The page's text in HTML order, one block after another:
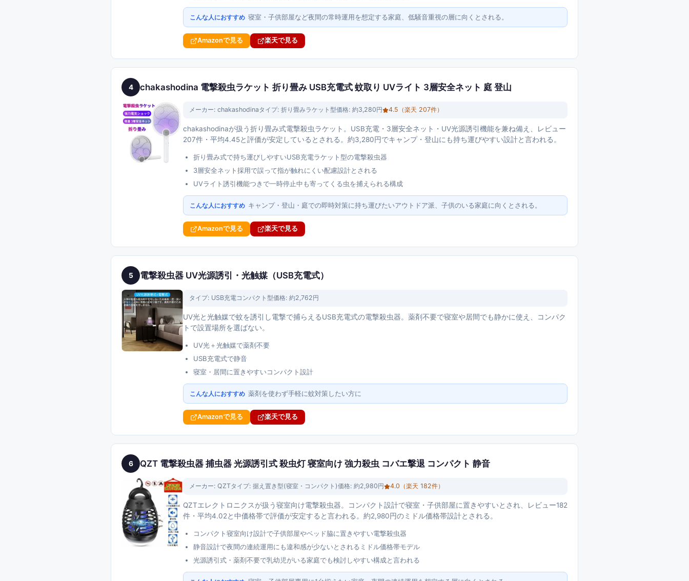
こんな人におすすめ 寝室・子供部屋など夜間の常時運用を想定する家庭、低騒音重視の層に向くとされる。
Amazonで見る 楽天で見る
4 chakashodina 電撃殺虫ラケット 折り畳み USB充電式 蚊取り UVライト 3層安全ネット 庭 登山
メーカー: chakashodinaタイプ: 折り畳みラケット型価格: 約3,280円 4.5 （楽天 207件）
chakashodinaが扱う折り畳み式電撃殺虫ラケット。USB充電・3層安全ネット・UV光源誘引機能を兼ね備え、レビュー
207件・平均4.45と評価が安定しているとされる。約3,280円でキャンプ・登山にも持ち運びやすい設計と言われる。
折り畳み式で持ち運びしやすいUSB充電ラケット型の電撃殺虫器
3層安全ネット採用で誤って指が触れにくい配慮設計とされる
UVライト誘引機能つきで一時停止中も寄ってくる虫を捕えられる構成
こんな人におすすめ キャンプ・登山・庭での即時対策に持ち運びたいアウトドア派、子供のいる家庭に向くとされる。
Amazonで見る 楽天で見る
5 電撃殺虫器 UV光源誘引・光触媒（USB充電式）
タイプ: USB充電コンパクト型価格: 約2,762円
UV光と光触媒で蚊を誘引し電撃で捕らえるUSB充電式の電撃殺虫器。薬剤不要で寝室や居間でも静かに使え、コンパク
トで設置場所を選ばない。
UV光＋光触媒で薬剤不要
USB充電式で静音
寝室・居間に置きやすいコンパクト設計
こんな人におすすめ 薬剤を使わず手軽に蚊対策したい方に
Amazonで見る 楽天で見る
6 QZT 電撃殺虫器 捕虫器 光源誘引式 殺虫灯 寝室向け 強力殺虫 コバエ撃退 コンパクト 静音
メーカー: QZTタイプ: 据え置き型(寝室・コンパクト)価格: 約2,980円 4.0 （楽天 182件）
QZTエレクトロニクスが扱う寝室向け電撃殺虫器。コンパクト設計で寝室・子供部屋に置きやすいとされ、レビュー182
件・平均4.02と中価格帯で評価が安定すると言われる。約2,980円のミドル価格帯設計とされる。
コンパクト寝室向け設計で子供部屋やベッド脇に置きやすい電撃殺虫器
静音設計で夜間の連続運用にも違和感が少ないとされるミドル価格帯モデル
光源誘引式・薬剤不要で乳幼児がいる家庭でも検討しやすい構成と言われる